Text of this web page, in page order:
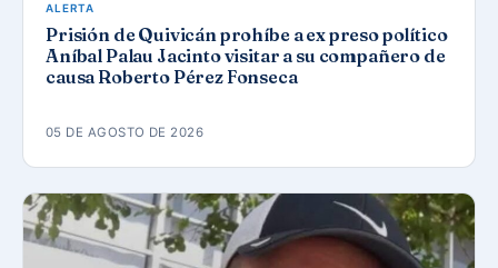
ALERTA
Prisión de Quivicán prohíbe a ex preso político
Aníbal Palau Jacinto visitar a su compañero de
causa Roberto Pérez Fonseca
05 DE AGOSTO DE 2026